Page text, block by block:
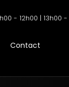
- 12h00 | 13h00
Contact